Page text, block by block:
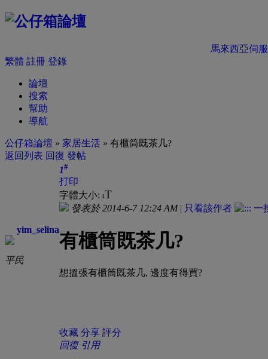
馬來西亞伺
繁體 註冊 登錄
論壇
搜索
幫助
導航
公仔箱論壇 » 家居生活 » 有櫃筒既茶几?
返回列表 回復 發帖
yim_selina
平民
1#
打印
字體大小: tT
發表於 2014-6-7 12:24 AM| 只看該作者
有櫃筒既茶几?
想搵張有櫃筒既茶几, 邊度有得買?
收藏 分享 評分
回復 引用